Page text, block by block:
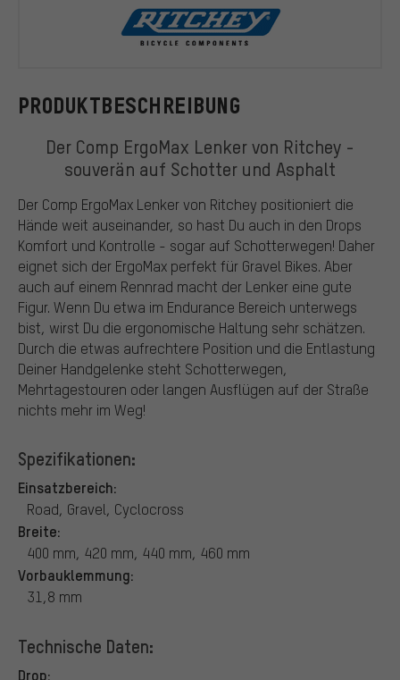
PRODUKTBESCHREIBUNG
Der Comp ErgoMax Lenker von Ritchey -
souverän auf Schotter und Asphalt
Der Comp ErgoMax Lenker von Ritchey positioniert die
Hände weit auseinander, so hast Du auch in den Drops
Komfort und Kontrolle - sogar auf Schotterwegen! Daher
eignet sich der ErgoMax perfekt für Gravel Bikes. Aber
auch auf einem Rennrad macht der Lenker eine gute
Figur. Wenn Du etwa im Endurance Bereich unterwegs
bist, wirst Du die ergonomische Haltung sehr schätzen.
Durch die etwas aufrechtere Position und die Entlastung
Deiner Handgelenke steht Schotterwegen,
Mehrtagestouren oder langen Ausflügen auf der Straße
nichts mehr im Weg!
Spezifikationen:
Einsatzbereich:
Road, Gravel, Cyclocross
Breite:
400 mm, 420 mm, 440 mm, 460 mm
Vorbauklemmung:
31,8 mm
Technische Daten:
Drop: